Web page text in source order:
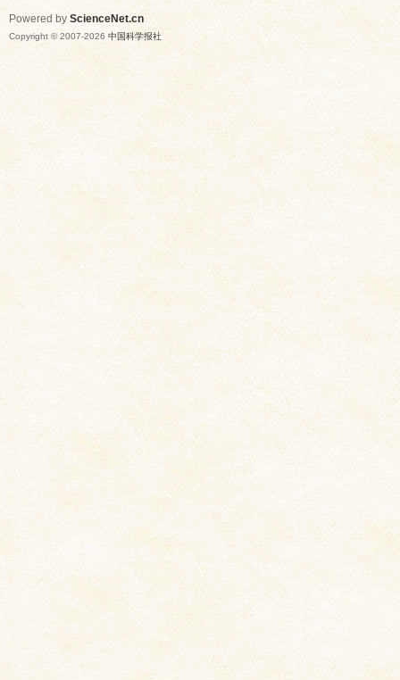
Powered by ScienceNet.cn
Copyright © 2007-2026 中国科学报社